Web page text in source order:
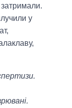
затримали.
у